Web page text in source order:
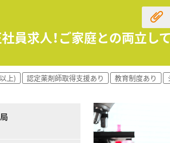
支給されます。
方を選択できます。
得可能です。
進めています。
を応援します。
ップします。
員求人！ご家庭との両立し
上) 認定薬剤師取得支援あり 教育制度あり